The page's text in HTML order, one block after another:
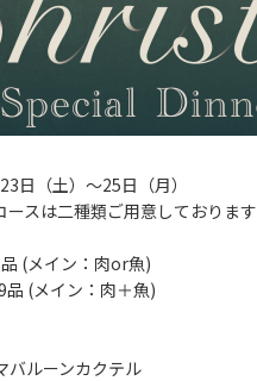
日（土）～25日（月）
ースは二種類ご用意しております
(メイン：肉or魚)
(メイン：肉＋魚)
ーンカクテル